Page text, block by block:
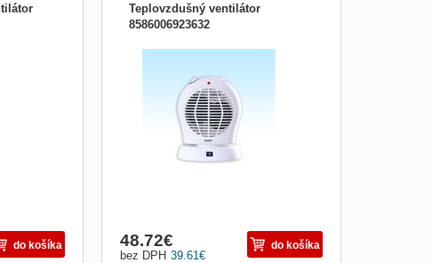
do košíka
Teplovzdušný ventilátor
8586006923632
výkonu (1 000 W a 2 000 W); Plynule
regulovateľný termostat; Rukoväť pre
pohodlné prenášanie; Ochrana proti
prehriatiu; Bezpečnostná poistka -
vypnutie pri prevrátení príst..
39.61€
bez DPH
48.72€ do košíka